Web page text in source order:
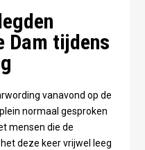
Dam tijdens
vanavond op de
normaal gesproken
mensen die de
deze keer vrijwel leeg